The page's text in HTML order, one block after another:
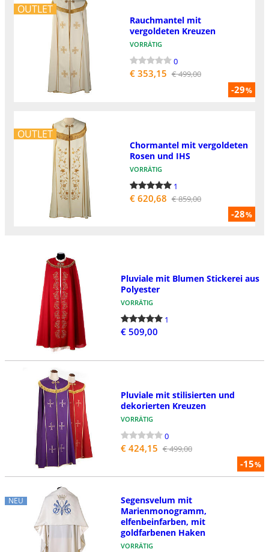
OUTLET
-29%
Rauchmantel mit
vergoldeten Kreuzen
VORRÄTIG
0
€ 353,15 € 499,00
OUTLET
-28%
Chormantel mit vergoldeten
Rosen und IHS
VORRÄTIG
1
€ 620,68 € 859,00
Pluviale mit Blumen Stickerei aus
Polyester
VORRÄTIG
1
€ 509,00
-15%
Pluviale mit stilisierten und
dekorierten Kreuzen
VORRÄTIG
0
€ 424,15 € 499,00
NEU
Segensvelum mit
Marienmonogramm,
elfenbeinfarben, mit
goldfarbenen Haken
VORRÄTIG